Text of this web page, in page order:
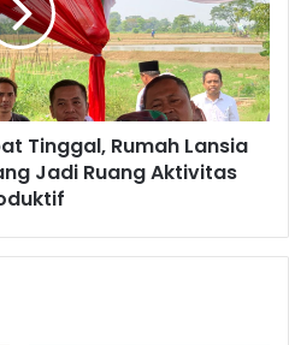
Tinggal, Rumah Lansia
Jadi Ruang Aktivitas